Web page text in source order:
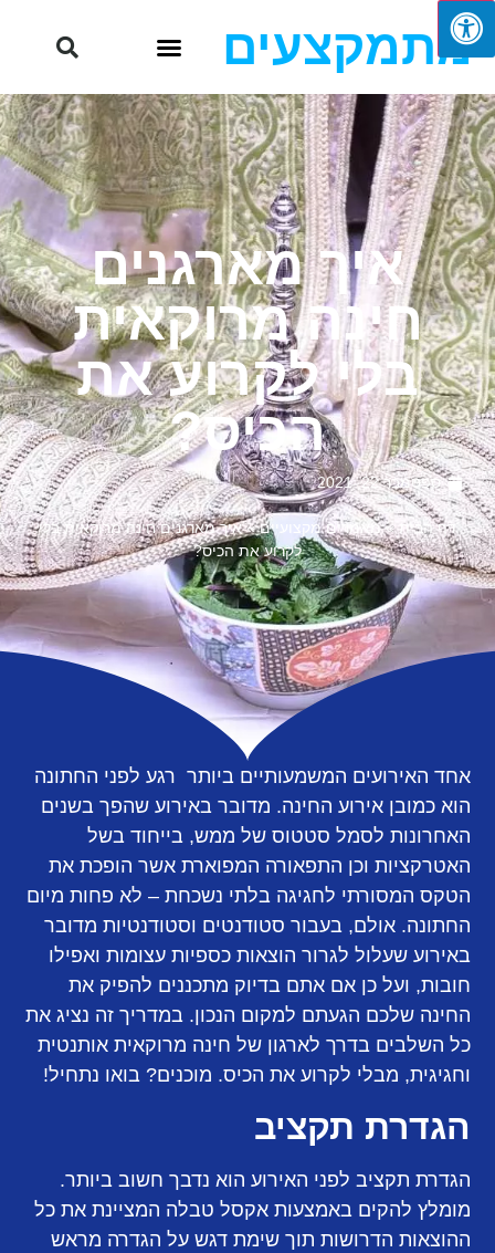
מתמקצעים
איך מארגנים
חינה מרוקאית
בלי לקרוע את
הכיס?
ספטמבר 22, 2021
דף הבית»מאמרים מקצועיים»איך מארגנים חינה מרוקאית בלי
לקרוע את הכיס?
אחד האירועים המשמעותיים ביותר רגע לפני החתונה
הוא כמובן אירוע החינה. מדובר באירוע שהפך בשנים
האחרונות לסמל סטטוס של ממש, בייחוד בשל
האטרקציות וכן התפאורה המפוארת אשר הופכת את
הטקס המסורתי לחגיגה בלתי נשכחת – לא פחות מיום
החתונה. אולם, בעבור סטודנטים וסטודנטיות מדובר
באירוע שעלול לגרור הוצאות כספיות עצומות ואפילו
חובות, ועל כן אם אתם בדיוק מתכננים להפיק את
החינה שלכם הגעתם למקום הנכון. במדריך זה נציג את
כל השלבים בדרך לארגון של חינה מרוקאית אותנטית
וחגיגית, מבלי לקרוע את הכיס. מוכנים? בואו נתחיל!
הגדרת תקציב
הגדרת תקציב לפני האירוע הוא נדבך חשוב ביותר.
מומלץ להקים באמצעות אקסל טבלה המציינת את כל
ההוצאות הדרושות תוך שימת דגש על הגדרה מראש